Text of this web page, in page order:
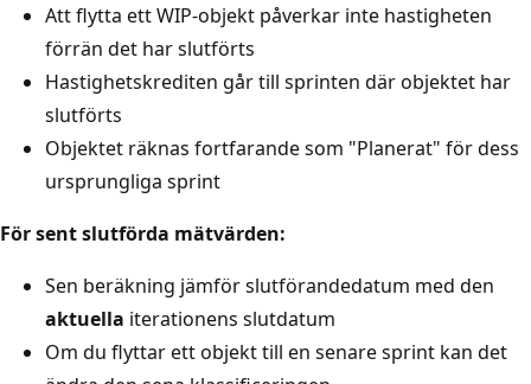
Att flytta ett WIP-objekt påverkar inte hastigheten
förrän det har slutförts
Hastighetskrediten går till sprinten där objektet har
slutförts
Objektet räknas fortfarande som "Planerat" för dess
ursprungliga sprint
För sent slutförda mätvärden:
Sen beräkning jämför slutförandedatum med den
aktuella iterationens slutdatum
Om du flyttar ett objekt till en senare sprint kan det